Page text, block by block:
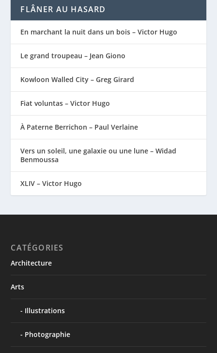
FLÂNER AU HASARD
En marchant la nuit dans un bois – Victor Hugo
Le grand troupeau – Jean Giono
Kowloon Walled City – Greg Girard
Fiat voluntas – Victor Hugo
À Paterne Berrichon – Paul Verlaine
Vers un soleil, une galaxie ou une lune – Widad
Benmoussa
XLIV – Victor Hugo
CATÉGORIES
Architecture
Arts
Illustrations
Photographie